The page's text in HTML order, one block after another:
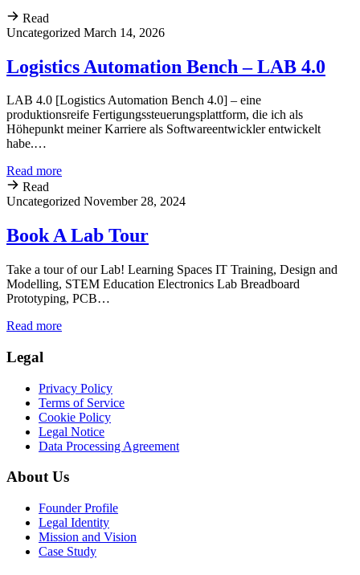
Read
Uncategorized March 14, 2026
Logistics Automation Bench – LAB 4.0
LAB 4.0 [Logistics Automation Bench 4.0] – eine
produktionsreife Fertigungssteuerungsplattform, die ich als
Höhepunkt meiner Karriere als Softwareentwickler entwickelt
habe.…
Read more
Read
Uncategorized November 28, 2024
Book A Lab Tour
Take a tour of our Lab! Learning Spaces IT Training, Design and
Modelling, STEM Education Electronics Lab Breadboard
Prototyping, PCB…
Read more
Legal
Privacy Policy
Terms of Service
Cookie Policy
Legal Notice
Data Processing Agreement
About Us
Founder Profile
Legal Identity
Mission and Vision
Case Study